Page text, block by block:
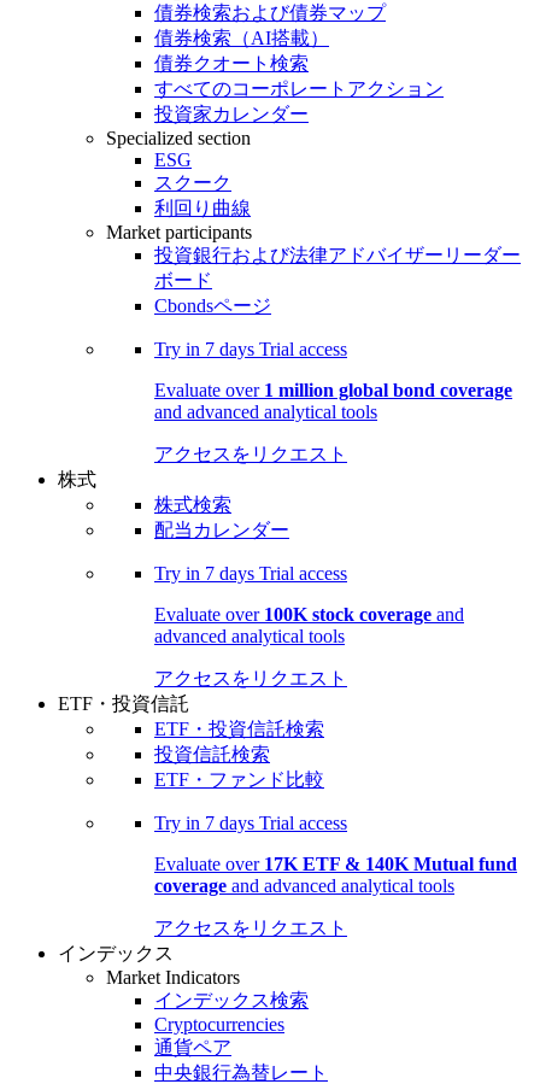
債券検索および債券マップ
債券検索（AI搭載）
債券クオート検索
すべてのコーポレートアクション
投資家カレンダー
Specialized section
ESG
スクーク
利回り曲線
Market participants
投資銀行および法律アドバイザーリーダー
ボード
Cbondsページ
Try in 7 days Trial access
Evaluate over 1 million global bond coverage
and advanced analytical tools
アクセスをリクエスト
株式
株式検索
配当カレンダー
Try in 7 days Trial access
Evaluate over 100K stock coverage and
advanced analytical tools
アクセスをリクエスト
ETF・投資信託
ETF・投資信託検索
投資信託検索
ETF・ファンド比較
Try in 7 days Trial access
Evaluate over 17K ETF & 140K Mutual fund
coverage and advanced analytical tools
アクセスをリクエスト
インデックス
Market Indicators
インデックス検索
Cryptocurrencies
通貨ペア
中央銀行為替レート